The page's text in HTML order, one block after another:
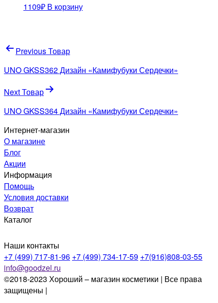
1109₽ В корзину
Навигация
по
записям
Previous Товар
UNO GKSS362 Дизайн «Камифубуки Сердечки»
Next Товар
UNO GKSS364 Дизайн «Камифубуки Сердечки»
Интернет-магазин
О магазине
Блог
Акции
Информация
Помощь
Условия доставки
Возврат
Каталог
Наши контакты
+7 (499) 717-81-96 +7 (499) 734-17-59 +7(916)808-03-55
info@goodzel.ru
©2018-2023 Хороший – магазин косметики | Все права
защищены |